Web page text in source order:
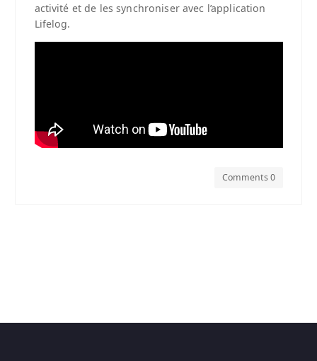
activité et de les synchroniser avec l’application
Lifelog.
Comments 0